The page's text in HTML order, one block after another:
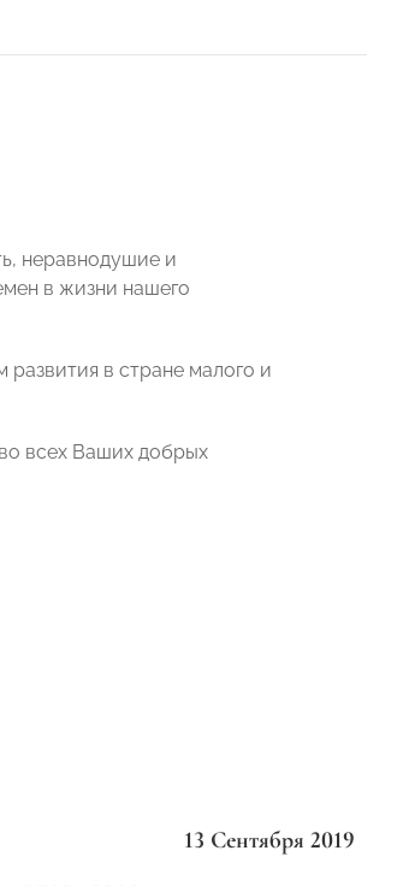
неравнодушие и
в жизни нашего
в стране малого и
всех Ваших добрых
13 Сентября 2019